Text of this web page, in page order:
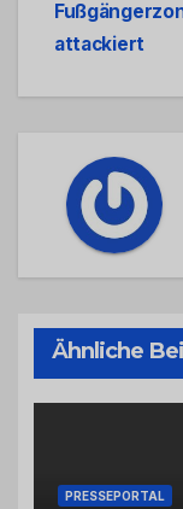
attackiert
Ähnliche
PRESSEPORTAL